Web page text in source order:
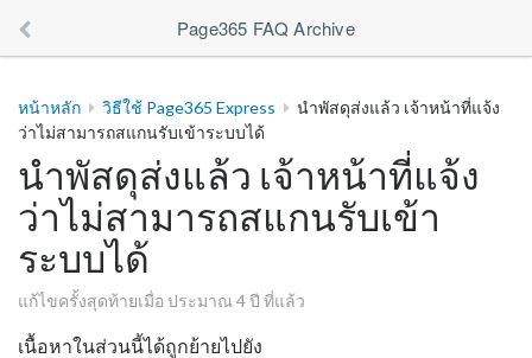
Page365 FAQ Archive
หน้าหลัก วิธีใช้ Page365 Express
นำพัสดุส่งแล้ว เจ้าหน้าที่แจ้ง
ว่าไม่สามารถสแกนรับเข้าระบบได้
นำพัสดุส่งแล้ว เจ้าหน้าที่แจ้ง
ว่าไม่สามารถสแกนรับเข้า
ระบบได้
แก้ไขครั้งสุดท้ายเมื่อ ประมาณ 4 ปี ที่แล้ว
เนื้อหาในส่วนนี้ได้ถูกย้ายไปยัง